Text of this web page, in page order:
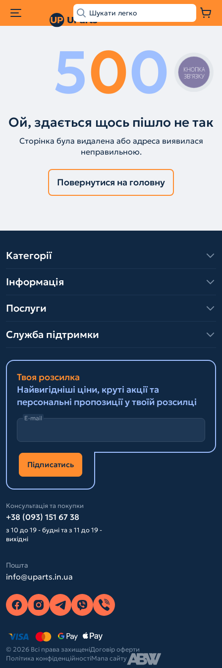
500
Ой, здається щось пішло не так
Сторінка була видалена або адреса виявилася
неправильною.
Повернутися на головну
Категорії
Інформація
Послуги
Служба підтримки
Твоя розсилка
Найвигідніші ціни, круті акції та
персональні пропозиції у твоїй розсилці
E-mail
Підписатись
Консультація та покупки
+38 (093) 151 67 38
з 10 до 19 - будні та з 11 до 19 -
вихідні
Пошта
info@uparts.in.ua
© 2026 Всі права захищеніДоговір оферти
Політика конфіденційностіМапа сайту
КНОПКА
ЗВ'ЯЗКУ